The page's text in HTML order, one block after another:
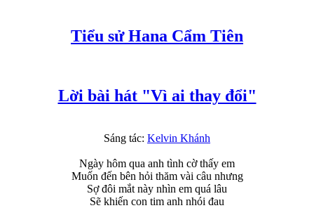
Tiểu sử Hana Cẩm Tiên
Lời bài hát "Vì ai thay đổi"
Sáng tác: Kelvin Khánh
Ngày hôm qua anh tình cờ thấy em
Muốn đến bên hỏi thăm vài câu nhưng
Sợ đôi mắt này nhìn em quá lâu
Sẽ khiến con tim anh nhói đau